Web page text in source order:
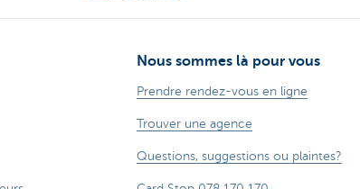
Nous sommes là pour vous
Prendre rendez-vous en ligne
Trouver une agence
Questions, suggestions ou plaintes?